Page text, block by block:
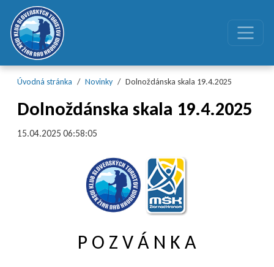
Preskočiť na obsah
Preskočiť na hlavné menu
Úvodná stránka Novinky Dolnoždánska skala 19.4.2025
Dolnoždánska skala 19.4.2025
15.04.2025 06:58:05
P O Z V Á N K A